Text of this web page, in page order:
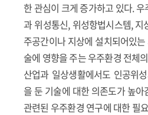
한 관심이 크게 증가하고 있다.
과 위성통신, 위성항법시스템,
주공간이나 지상에 설치되어있
술에 영향을 주는 우주환경 전체
산업과 일상생활에서도 인공위
을 둔 기술에 대한 의존도가 높
관련된 우주환경 연구에 대한 필